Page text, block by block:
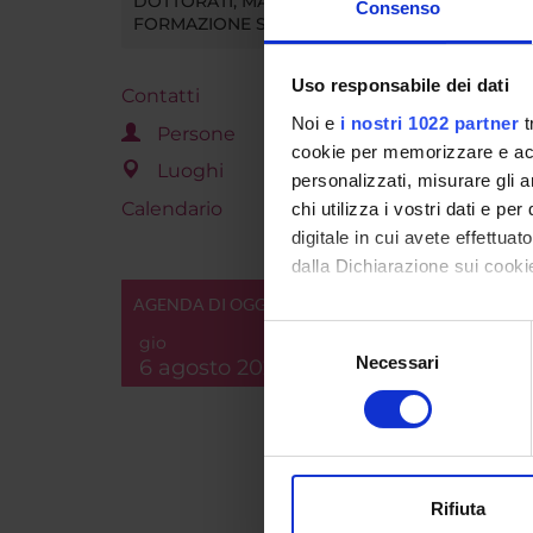
Consenso
Uso responsabile dei dati
Noi e i nostri 1022 partner
cookie per memorizzare e
personalizzati, misurare gli
chi utilizza i vostri dati e per
digitale in cui avete
dalla Dichiarazione sui
Con il tuo consenso,
raccogliere
digitali).
modificare o ritirare il tuo
consenso
Necessari
Rifiuta
FORMAZIONE SUPERIORE
Contatti
Persone
Luoghi
Calendario
AGENDA DI OGGI
gio
6 agosto 2026
1°
1°
1°
1°
1°
1°